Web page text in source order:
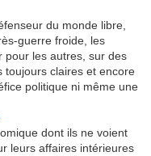
du monde libre,
guerre froide, les
pour les autres, sur des
toujours claires et encore
politique ni même une
dont ils ne voient
leurs affaires intérieures